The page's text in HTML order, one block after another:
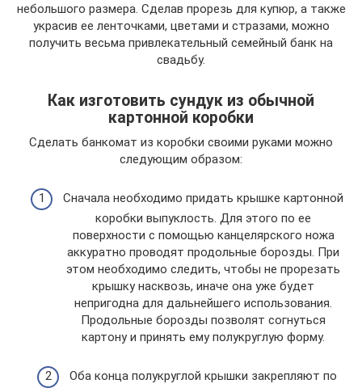
небольшого размера. Сделав прорезь для купюр, а также
украсив ее ленточками, цветами и стразами, можно
получить весьма привлекательный семейный банк на
свадьбу.
Как изготовить сундук из обычной
картонной коробки
Сделать банкомат из коробки своими руками можно
следующим образом:
Сначала необходимо придать крышке картонной
коробки выпуклость. Для этого по ее
поверхности с помощью канцелярского ножа
аккуратно проводят продольные борозды. При
этом необходимо следить, чтобы не прорезать
крышку насквозь, иначе она уже будет
непригодна для дальнейшего использования.
Продольные борозды позволят согнуться
картону и принять ему полукруглую форму.
Оба конца полукруглой крышки закрепляют по